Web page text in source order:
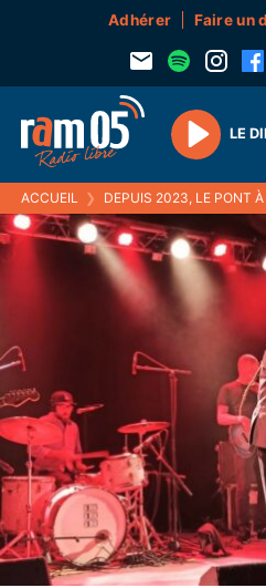
Adhérer Faire un
Play
LE
ACCUEIL ❯ DEPUIS 2023, LE PONT À SONS ŒUVRE À « RAMENER DE LA